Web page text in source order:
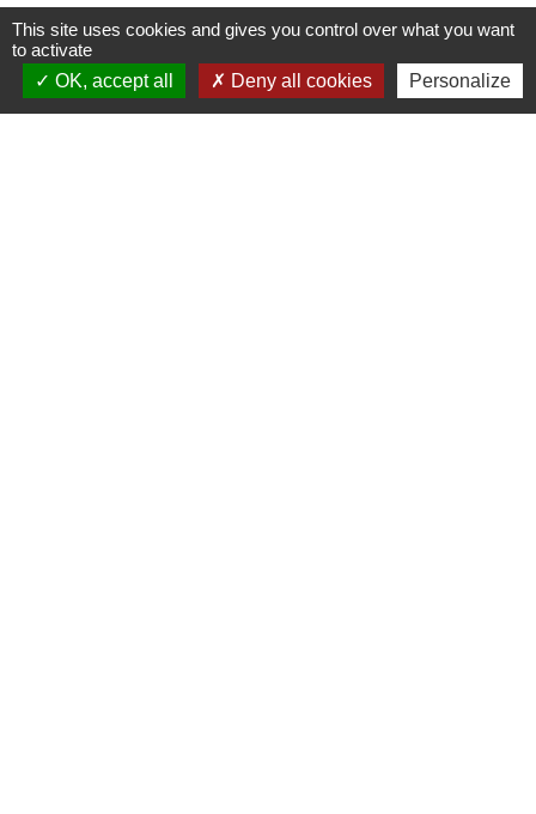
This site uses cookies and gives you control over what you want
to activate
OK, accept all
Deny all cookies Personalize